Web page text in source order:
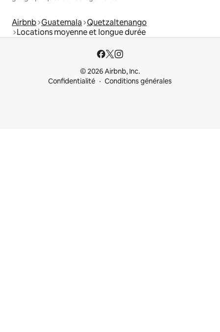
Airbnb Guatemala Quetzaltenango
Locations moyenne et longue durée
© 2026 Airbnb, Inc.
Confidentialité
Conditions générales